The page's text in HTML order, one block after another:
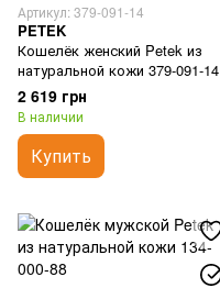
Артикул: 379-091-14
PETEK
Кошелёк женский Petek из
натуральной кожи 379-091-14
2 619 грн
В наличии
Купить